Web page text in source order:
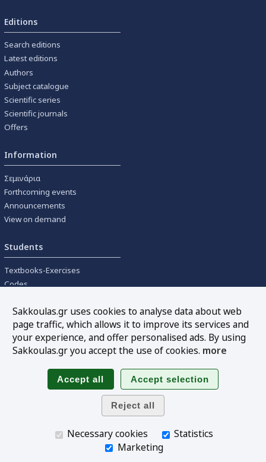
Editions
Search editions
Latest editions
Authors
Subject catalogue
Scientific series
Scientific journals
Offers
Information
Σεμινάρια
Forthcoming events
Announcements
View on demand
Students
Textbooks-Exercises
Codes
Tools
Online interest calculation
Follow us
Sakkoulas.gr uses cookies to analyse data about web
page traffic, which allows it to improve its services and
your experience, and offer personalised ads. By using
Sakkoulas.gr you accept the use of cookies. more
Necessary cookies
Statistics
Marketing